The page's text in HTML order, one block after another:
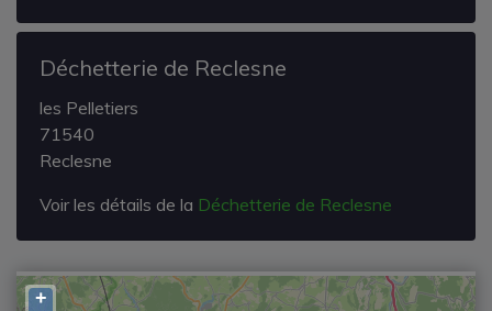
+
Déchetterie de Reclesne
les Pelletiers
71540
Reclesne
Voir les détails de la Déchetterie de Reclesne